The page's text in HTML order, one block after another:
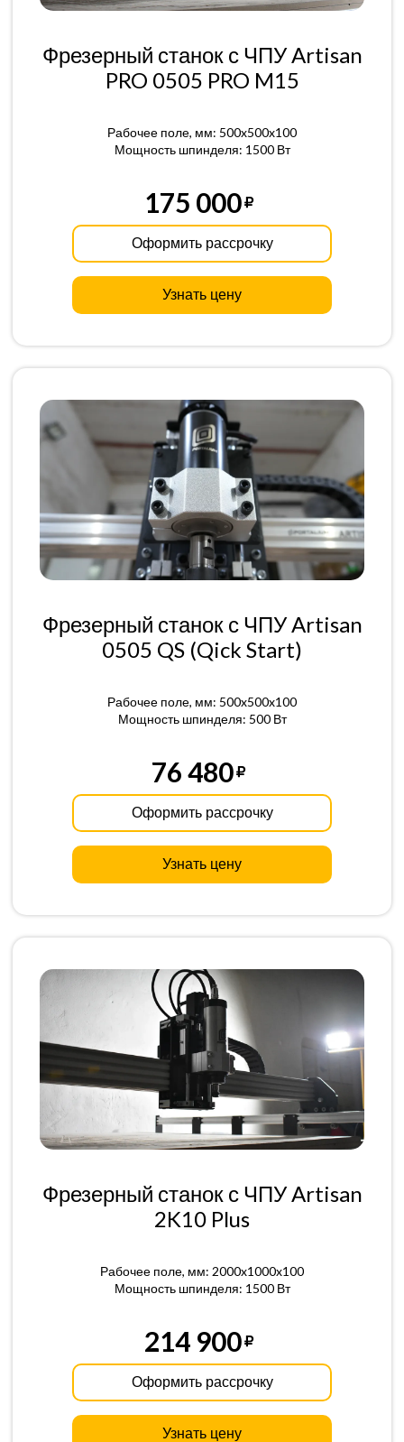
Фрезерный станок с ЧПУ Artisan
PRO 0505 PRO M15
Рабочее поле, мм: 500x500x100
Мощность шпинделя: 1500 Вт
175 000
Оформить рассрочку
Узнать цену
Фрезерный станок с ЧПУ Artisan
0505 QS (Qick Start)
Рабочее поле, мм: 500x500x100
Мощность шпинделя: 500 Вт
76 480
Оформить рассрочку
Узнать цену
Фрезерный станок с ЧПУ Artisan
2K10 Plus
Рабочее поле, мм: 2000x1000x100
Мощность шпинделя: 1500 Вт
214 900
Оформить рассрочку
Узнать цену